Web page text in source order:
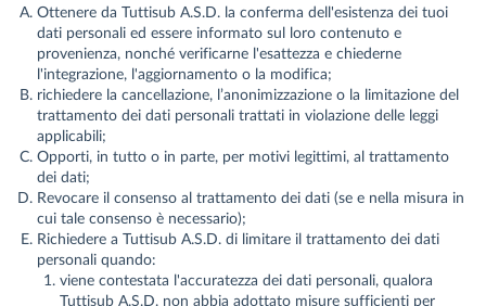
Ottenere da Tuttisub A.S.D. la conferma dell'esistenza dei tuoi
dati personali ed essere informato sul loro contenuto e
provenienza, nonché verificarne l'esattezza e chiederne
l'integrazione, l'aggiornamento o la modifica;
richiedere la cancellazione, l’anonimizzazione o la limitazione del
trattamento dei dati personali trattati in violazione delle leggi
applicabili;
Opporti, in tutto o in parte, per motivi legittimi, al trattamento
dei dati;
Revocare il consenso al trattamento dei dati (se e nella misura in
cui tale consenso è necessario);
Richiedere a Tuttisub A.S.D. di limitare il trattamento dei dati
personali quando:
viene contestata l'accuratezza dei dati personali, qualora
Tuttisub A.S.D. non abbia adottato misure sufficienti per